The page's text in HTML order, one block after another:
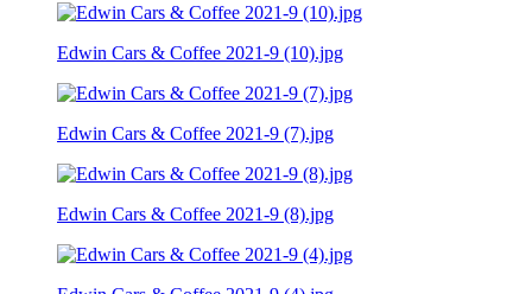
Edwin Cars & Coffee 2021-9 (10).jpg
Edwin Cars & Coffee 2021-9 (7).jpg
Edwin Cars & Coffee 2021-9 (8).jpg